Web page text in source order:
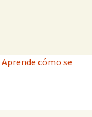
Aprende cómo se